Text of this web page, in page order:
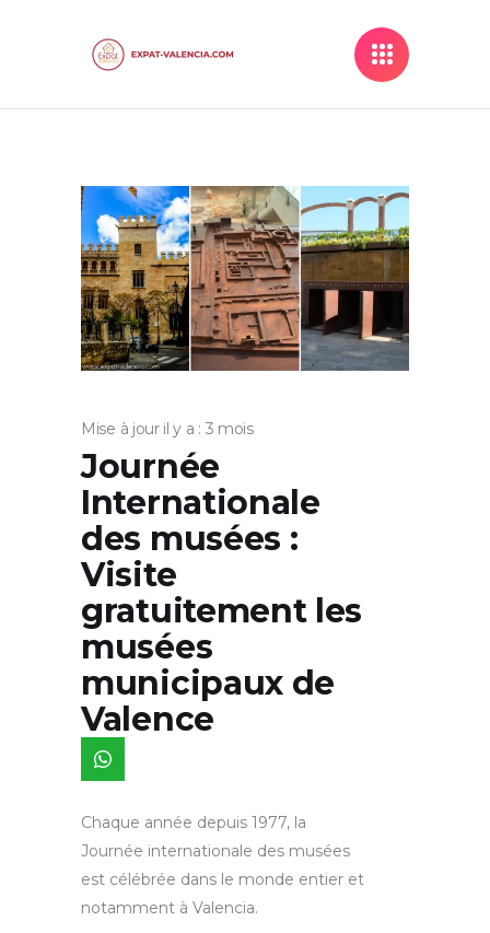
Mise à jour il y a : 3 mois
Journée
Internationale
des musées :
Visite
gratuitement les
musées
municipaux de
Valence
Chaque année depuis 1977, la
Journée internationale des musées
est célébrée dans le monde entier et
notamment à Valencia.